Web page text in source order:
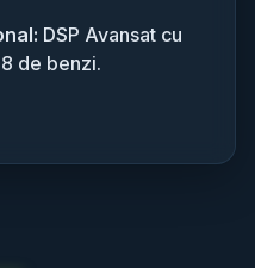
DSP Avansat cu
de benzi.